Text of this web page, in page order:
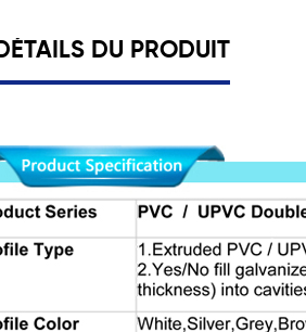
DU PRODUIT